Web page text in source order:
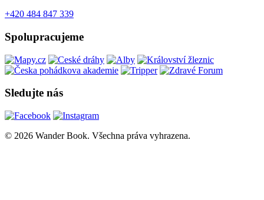
+420 484 847 339
Spolupracujeme
Sledujte nás
© 2026 Wander Book. Všechna práva vyhrazena.